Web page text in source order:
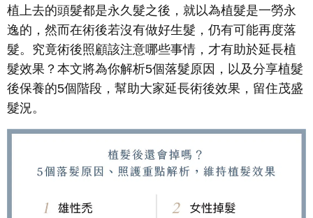
植上去的頭髮都是永久髮之後，就以為植髮是一勞永
逸的，然而在術後若沒有做好生髮，仍有可能再度落
髮。究竟術後照顧該注意哪些事情，才有助於延長植
髮效果？本文將為你解析5個落髮原因，以及分享植髮
後保養的5個階段，幫助大家延長術後效果，留住茂盛
髮況。